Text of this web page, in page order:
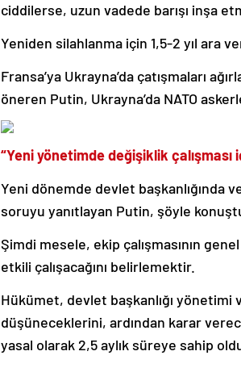
ciddilerse, uzun vadede barışı inşa
Yeniden silahlanma için 1,5-2 yıl ara
Fransa’ya Ukrayna’da çatışmaları
öneren Putin, Ukrayna’da NATO
“Yeni yönetimde değişiklik çalışması
Yeni dönemde devlet başkanlığında
soruyu yanıtlayan Putin, şöyle
Şimdi mesele, ekip çalışmasının
etkili çalışacağını belirlemektir.
Hükümet, devlet başkanlığı yönetimi
düşüneceklerini, ardından karar
yasal olarak 2,5 aylık süreye sahip